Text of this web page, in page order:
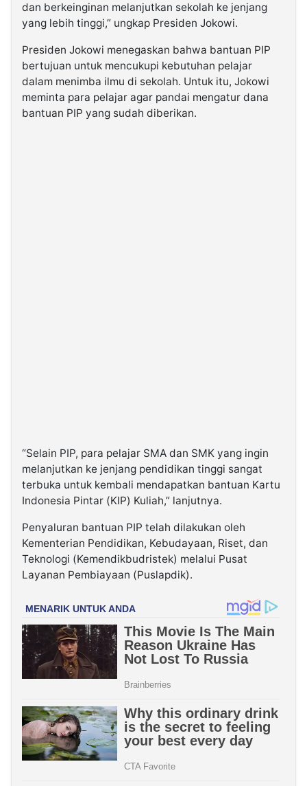
dan berkeinginan melanjutkan sekolah ke jenjang
yang lebih tinggi,” ungkap Presiden Jokowi.
Presiden Jokowi menegaskan bahwa bantuan PIP
bertujuan untuk mencukupi kebutuhan pelajar
dalam menimba ilmu di sekolah. Untuk itu, Jokowi
meminta para pelajar agar pandai mengatur dana
bantuan PIP yang sudah diberikan.
“Selain PIP, para pelajar SMA dan SMK yang ingin
melanjutkan ke jenjang pendidikan tinggi sangat
terbuka untuk kembali mendapatkan bantuan Kartu
Indonesia Pintar (KIP) Kuliah,” lanjutnya.
Penyaluran bantuan PIP telah dilakukan oleh
Kementerian Pendidikan, Kebudayaan, Riset, dan
Teknologi (Kemendikbudristek) melalui Pusat
Layanan Pembiayaan (Puslapdik).